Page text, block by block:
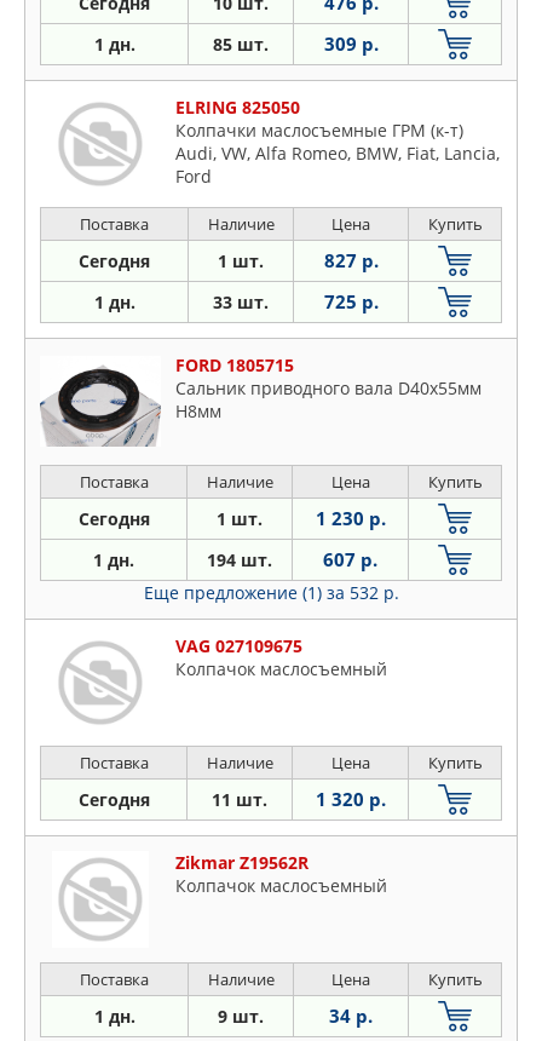
1 дн. 85 шт. 309 р.
ELRING 825050
Колпачки маслосъемные ГРМ (к-т)
Audi, VW, Alfa Romeo, BMW, Fiat, Lancia,
Ford
Поставка Наличие Цена Купить
Сегодня 1 шт. 827 р.
1 дн. 33 шт. 725 р.
FORD 1805715
Сальник приводного вала D40х55мм
H8мм
Поставка Наличие Цена Купить
Сегодня 1 шт. 1 230 р.
1 дн. 194 шт. 607 р.
Еще предложение (1) за 532 р.
VAG 027109675
Колпачок маслосъемный
Поставка Наличие Цена Купить
Сегодня 11 шт. 1 320 р.
Zikmar Z19562R
Колпачок маслосъемный
Поставка Наличие Цена Купить
1 дн. 9 шт. 34 р.